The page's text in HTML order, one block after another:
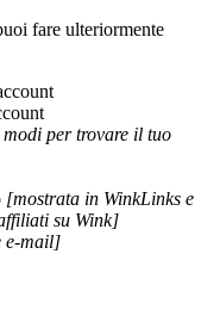
fare ulteriormente
modi per trovare il tuo
[mostrata in WinkLinks e
su Wink]
e-mail]